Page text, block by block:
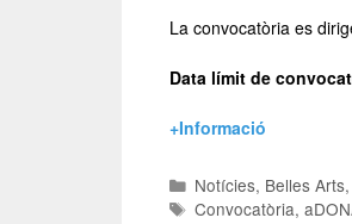
La convocatòria es
Data límit de
+Informació
Notícies, Belles Arts
Convocatòria,